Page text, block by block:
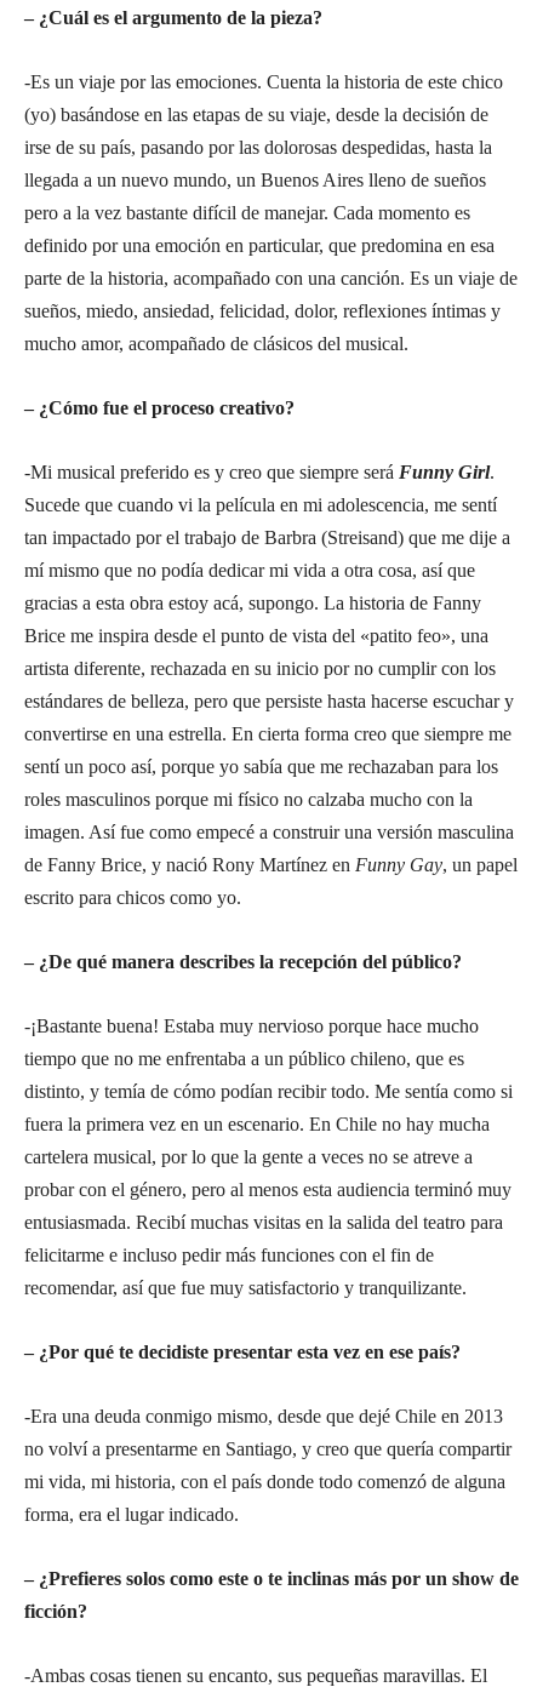
– ¿Cuál es el argumento de la pieza?
-Es un viaje por las emociones. Cuenta la historia de este chico
(yo) basándose en las etapas de su viaje, desde la decisión de
irse de su país, pasando por las dolorosas despedidas, hasta la
llegada a un nuevo mundo, un Buenos Aires lleno de sueños
pero a la vez bastante difícil de manejar. Cada momento es
definido por una emoción en particular, que predomina en esa
parte de la historia, acompañado con una canción. Es un viaje de
sueños, miedo, ansiedad, felicidad, dolor, reflexiones íntimas y
mucho amor, acompañado de clásicos del musical.
– ¿Cómo fue el proceso creativo?
-Mi musical preferido es y creo que siempre será Funny Girl.
Sucede que cuando vi la película en mi adolescencia, me sentí
tan impactado por el trabajo de Barbra (Streisand) que me dije a
mí mismo que no podía dedicar mi vida a otra cosa, así que
gracias a esta obra estoy acá, supongo. La historia de Fanny
Brice me inspira desde el punto de vista del «patito feo», una
artista diferente, rechazada en su inicio por no cumplir con los
estándares de belleza, pero que persiste hasta hacerse escuchar y
convertirse en una estrella. En cierta forma creo que siempre me
sentí un poco así, porque yo sabía que me rechazaban para los
roles masculinos porque mi físico no calzaba mucho con la
imagen. Así fue como empecé a construir una versión masculina
de Fanny Brice, y nació Rony Martínez en Funny Gay, un papel
escrito para chicos como yo.
– ¿De qué manera describes la recepción del público?
-¡Bastante buena! Estaba muy nervioso porque hace mucho
tiempo que no me enfrentaba a un público chileno, que es
distinto, y temía de cómo podían recibir todo. Me sentía como si
fuera la primera vez en un escenario. En Chile no hay mucha
cartelera musical, por lo que la gente a veces no se atreve a
probar con el género, pero al menos esta audiencia terminó muy
entusiasmada. Recibí muchas visitas en la salida del teatro para
felicitarme e incluso pedir más funciones con el fin de
recomendar, así que fue muy satisfactorio y tranquilizante.
– ¿Por qué te decidiste presentar esta vez en ese país?
-Era una deuda conmigo mismo, desde que dejé Chile en 2013
no volví a presentarme en Santiago, y creo que quería compartir
mi vida, mi historia, con el país donde todo comenzó de alguna
forma, era el lugar indicado.
– ¿Prefieres solos como este o te inclinas más por un show de
ficción?
-Ambas cosas tienen su encanto, sus pequeñas maravillas. El